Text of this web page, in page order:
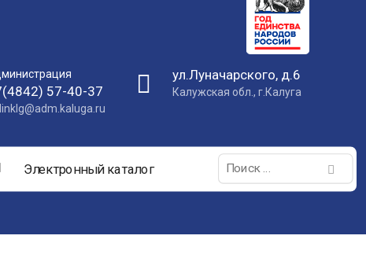
57-40-37
ул.Луначарского, д.6
Калужская обл., г.Калуга
Электронный каталог
Поиск: